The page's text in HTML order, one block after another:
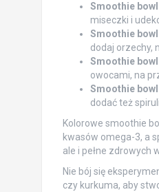
Smoothie
miseczki i
Smoothie
dodaj orzechy,
Smoothie
owocami, na
Smoothie
dodać też
Kolorowe smoothie
kwasów omega-3, a
ale i pełne zdrowych
Nie bój się
czy kurkuma, aby